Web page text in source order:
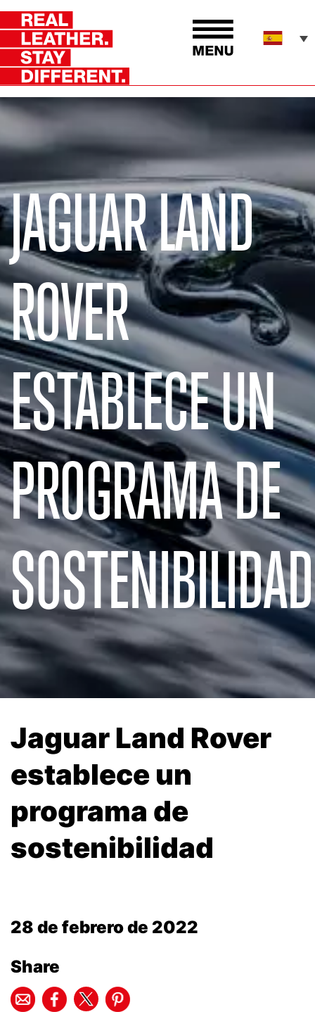
JAGUAR LAND
ROVER
ESTABLECE UN
PROGRAMA DE
SOSTENIBILIDAD
Jaguar Land Rover
establece un
programa de
sostenibilidad
28 de febrero de 2022
Share